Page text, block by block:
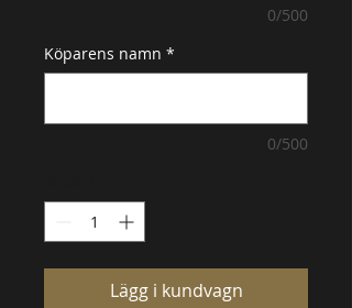
0/500
Köparens namn *
0/500
Lägg i kundvagn